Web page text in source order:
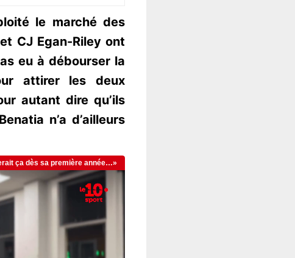
le marché des
CJ Egan-Riley ont
eu à débourser la
attirer les deux
autant dire qu’ils
n’a d’ailleurs